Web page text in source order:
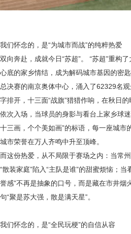
我们怀念的，是“为城市而战”的纯粹热爱
双向奔赴，成就今日“苏超”。 “苏超”重构
心底的家乡情结，成为解码城市基因的密
总决赛的南京奥体中心，涌入了62329名观
字排开，十三面“战旗”猎猎作响，在秋日
依次入场，当球员的身影与看台上家乡球
十三画，个个美如画”的标语，每一座城市
城市荣誉在万人齐鸣中升至顶峰。
而这份热爱，从不局限于赛场之内：当常
“散装家庭”陷入“主队是谁”的甜蜜烦恼；
誉感”不再是抽象的口号，而是藏在市井
句“聚是苏大强，散是满天星”。
我们怀念的，是“全民玩梗”的自信从容